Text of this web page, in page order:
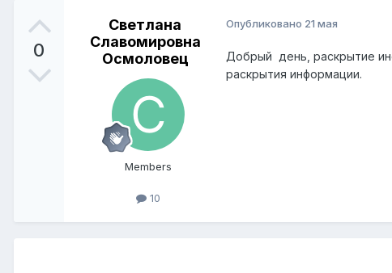
0
Светлана
Славомировна
Осмоловец
Members
10
Опубликовано 21 мая
Добрый день, раскрытие
раскрытия информации.